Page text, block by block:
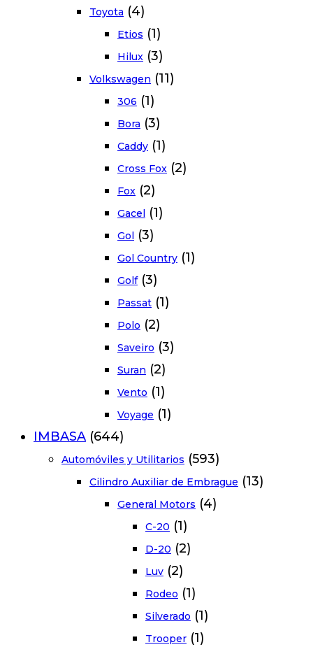
Toyota (4)
Etios (1)
Hilux (3)
Volkswagen (11)
306 (1)
Bora (3)
Caddy (1)
Cross Fox (2)
Fox (2)
Gacel (1)
Gol (3)
Gol Country (1)
Golf (3)
Passat (1)
Polo (2)
Saveiro (3)
Suran (2)
Vento (1)
Voyage (1)
IMBASA (644)
Automóviles y Utilitarios (593)
Cilindro Auxiliar de Embrague (13)
General Motors (4)
C-20 (1)
D-20 (2)
Luv (2)
Rodeo (1)
Silverado (1)
Trooper (1)